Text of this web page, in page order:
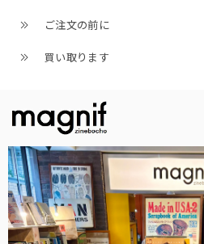
ご注文の前に
買い取ります